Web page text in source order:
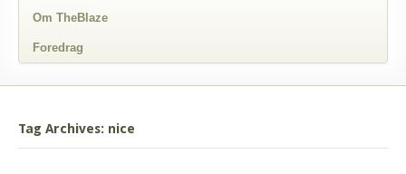
Om TheBlaze
Foredrag
Tag Archives: nice